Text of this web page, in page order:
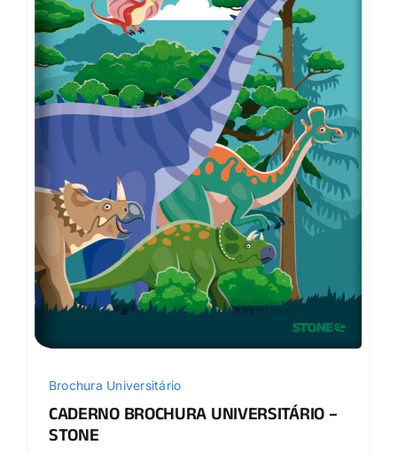
Brochura Universitário
CADERNO BROCHURA UNIVERSITÁRIO –
STONE